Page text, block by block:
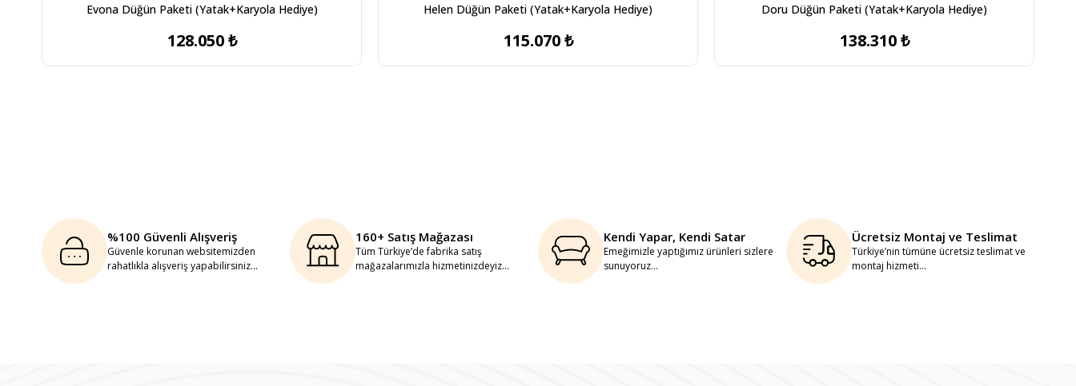
Evona Düğün Paketi (Yatak+Karyola Hediye)
128.050 ₺
Helen Düğün Paketi (Yatak+Karyola Hediye)
115.070 ₺
Doru Düğün Paketi (Yatak+Karyola Hediye)
138.310 ₺
%100 Güvenli Alışveriş
Güvenle korunan websitemizden
rahatlıkla alışveriş yapabilirsiniz...
160+ Satış Mağazası
Tüm Türkiye’de fabrika satış
mağazalarımızla hizmetinizdeyiz...
Kendi Yapar, Kendi Satar
Emeğimizle yaptığımız ürünleri sizlere
sunuyoruz...
Ücretsiz Montaj ve Teslimat
Türkiye’nin tümüne ücretsiz teslimat ve
montaj hizmeti...